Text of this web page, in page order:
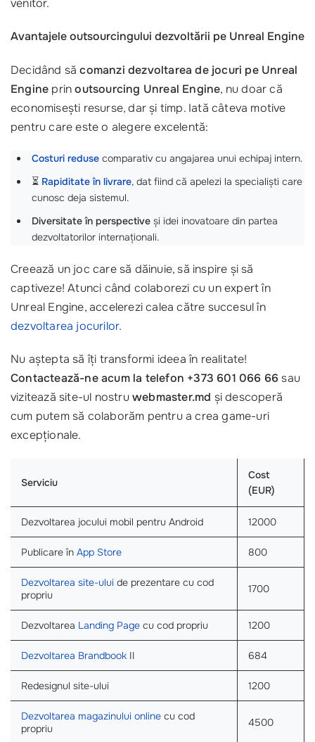
venitor.
Avantajele outsourcingului dezvoltării pe Unreal Engine
Decidând săcomanzi dezvoltarea de jocuri pe Unreal
Engine prinoutsourcing Unreal Engine, nu doar că
economisești resurse, dar și timp. Iată câteva motive
pentru care este o alegere excelentă:
Costuri reduse comparativ cu angajarea unui echipaj intern.
⏳ Rapiditate în livrare, dat fiind că apelezi la specialiști care
cunosc deja sistemul.
Diversitate în perspective și idei inovatoare din partea
dezvoltatorilor internaționali.
Creează un joc care să dăinuie, să inspire și să
captiveze! Atunci când colaborezi cu un expert în
Unreal Engine, accelerezi calea către succesul în
dezvoltarea jocurilor.
Nu aștepta să îți transformi ideea în realitate!
Contactează-ne acum la telefon +373 601 066 66sau
vizitează site-ul nostruwebmaster.md și descoperă
cum putem să colaborăm pentru a crea game-uri
excepționale.
Serviciu
Cost
(EUR)
Dezvoltarea jocului mobil pentru Android 12000
Publicare în App Store 800
Dezvoltarea site-ului de prezentare cu cod
propriu
1700
Dezvoltarea Landing Page cu cod propriu 1200
Dezvoltarea Brandbook II 684
Redesignul site-ului 1200
Dezvoltarea magazinului online cu cod
propriu
4500